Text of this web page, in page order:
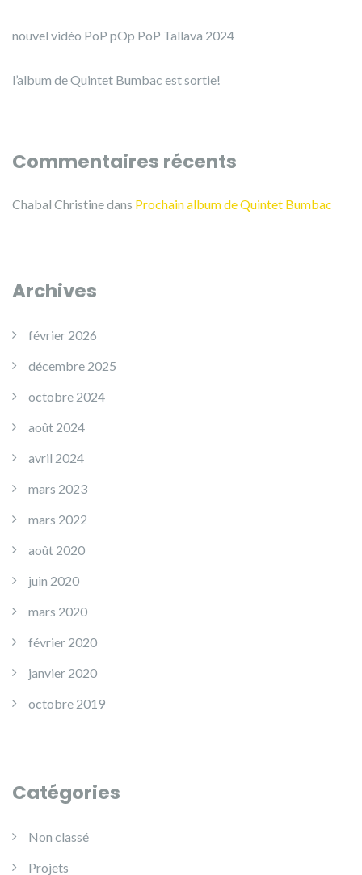
nouvel vidéo PoP pOp PoP Tallava 2024
l’album de Quintet Bumbac est sortie!
Commentaires récents
Chabal Christinedans Prochain album de Quintet Bumbac
Archives
février 2026
décembre 2025
octobre 2024
août 2024
avril 2024
mars 2023
mars 2022
août 2020
juin 2020
mars 2020
février 2020
janvier 2020
octobre 2019
Catégories
Non classé
Projets